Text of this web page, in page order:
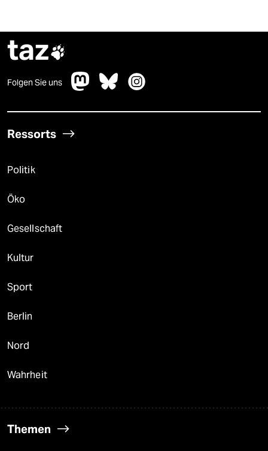
taz
Folgen Sie uns
Ressorts
Politik
Öko
Gesellschaft
Kultur
Sport
Berlin
Nord
Wahrheit
Themen